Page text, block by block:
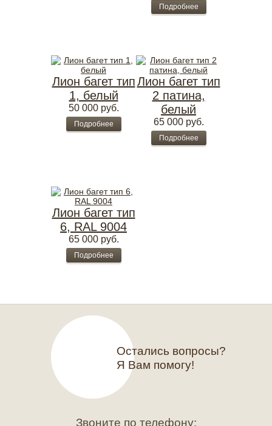
Подробнее
Лион багет тип
1, белый
50 000 руб.
Подробнее
Лион багет тип
2 патина,
белый
65 000 руб.
Подробнее
Лион багет тип
6, RAL 9004
65 000 руб.
Подробнее
Остались вопросы?
Я Вам помогу!
Звоните по телефону: